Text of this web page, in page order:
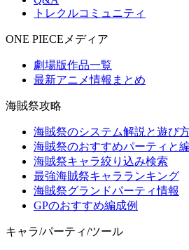
トレクルコミュニティ
ONE PIECEメディア
劇場版作品一覧
最新アニメ情報まとめ
海賊祭攻略
海賊祭のシステム解説と遊び
海賊祭のおすすめパーティと
海賊祭キャラ絞り込み検索
最強海賊祭キャラランキング
海賊祭グランドパーティ情報
GPのおすすめ編成例
キャラ/パーティ/ツール